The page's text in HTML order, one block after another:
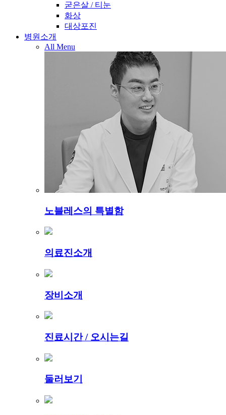
굳은살 / 티눈
화상
대상포진
병원소개
All Menu
노블레스의 특별함
의료진소개
장비소개
진료시간 / 오시는길
둘러보기